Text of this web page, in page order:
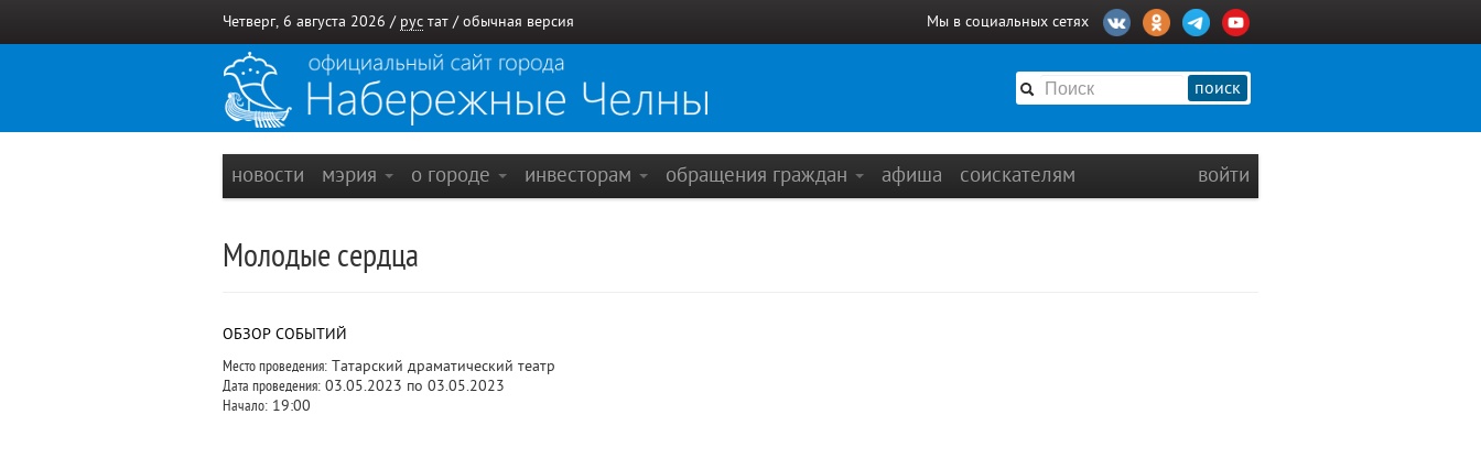
Четверг, 6 августа 2026 / рус тат / обычная версия Мы в социальных сетях
поиск
новости мэрия о городе инвесторам обращения граждан афиша соискателям войти
Молодые сердца
ОБЗОР СОБЫТИЙ
Место проведения: Татарский драматический театр
Дата проведения: 03.05.2023 по 03.05.2023
Начало: 19:00